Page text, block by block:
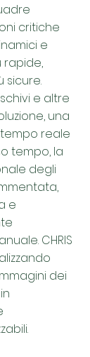
critiche
e
rapide,
sicure.
e altre
una
reale
tempo, la
degli
e
CHRIS
dei